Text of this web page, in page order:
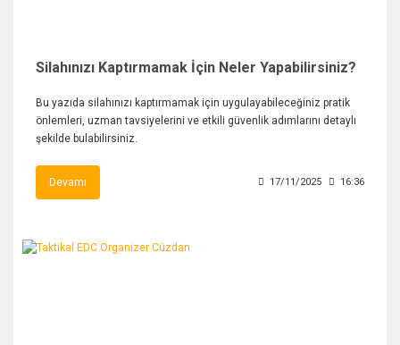
Silahınızı Kaptırmamak İçin Neler Yapabilirsiniz?
Bu yazıda silahınızı kaptırmamak için uygulayabileceğiniz pratik
önlemleri, uzman tavsiyelerini ve etkili güvenlik adımlarını detaylı
şekilde bulabilirsiniz.
Devamı 17/11/2025 16:36